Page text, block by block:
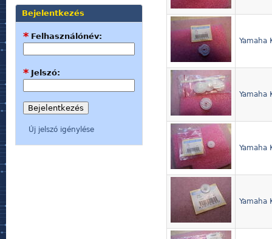
Bejelentkezés
Felhasználónév:
*
Jelszó:
*
Új jelszó igénylése
Yamaha
Yamaha
Yamaha
Yamaha